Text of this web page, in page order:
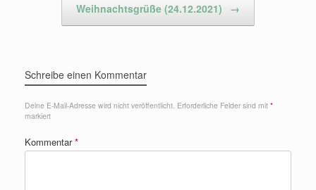
Weihnachtsgrüße (24.12.2021) →
Schreibe einen Kommentar
Deine E-Mail-Adresse wird nicht veröffentlicht. Erforderliche Felder sind mit *
markiert
Kommentar*